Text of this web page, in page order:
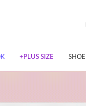
+PLUS SIZE